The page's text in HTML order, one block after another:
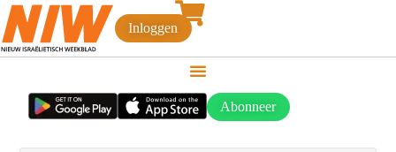
Inloggen
Abonneer